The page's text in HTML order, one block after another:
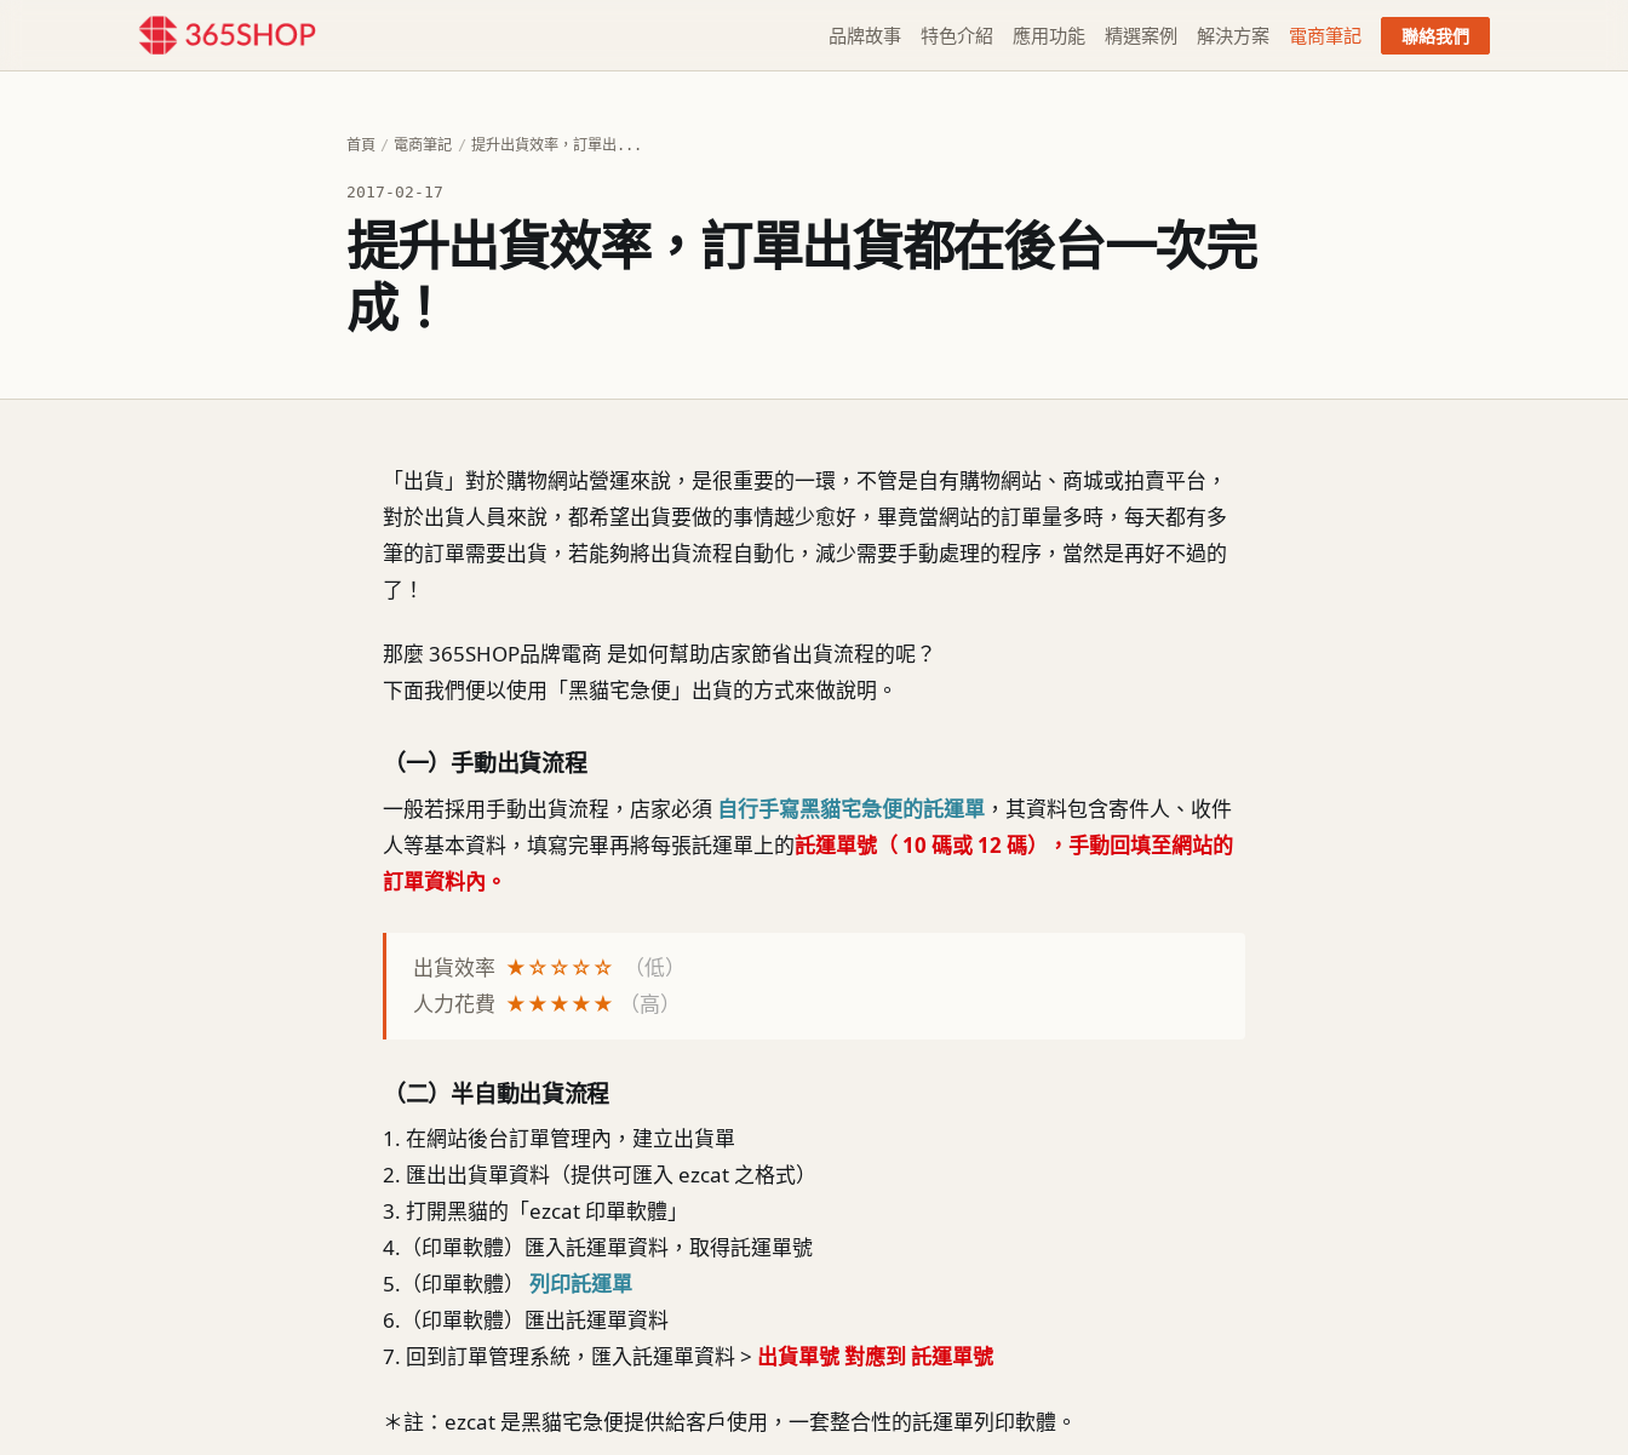
品牌故事 特色介紹 應用功能 精選案例 解決方案 電商筆記 聯絡我們
首頁 / 電商筆記 / 提升出貨效率，訂單出...
2017-02-17
提升出貨效率，訂單出貨都在後台一次完
成！
「出貨」對於購物網站營運來說，是很重要的一環，不管是自有購物網站、商城或拍賣平台，
對於出貨人員來說，都希望出貨要做的事情越少愈好，畢竟當網站的訂單量多時，每天都有多
筆的訂單需要出貨，若能夠將出貨流程自動化，減少需要手動處理的程序，當然是再好不過的
了！
那麼 365SHOP品牌電商 是如何幫助店家節省出貨流程的呢？
下面我們便以使用「黑貓宅急便」出貨的方式來做說明。
（一）手動出貨流程
一般若採用手動出貨流程，店家必須 自行手寫黑貓宅急便的託運單 ，其資料包含寄件人、收件
人等基本資料，填寫完畢再將每張託運單上的託運單號（ 10 碼或 12 碼），手動回填至網站的
訂單資料內。
出貨效率 ★☆☆☆☆
（低）
人力花費 ★★★★★ （高）
（二）半自動出貨流程
1. 在網站後台訂單管理內，建立出貨單
2. 匯出出貨單資料（提供可匯入 ezcat 之格式）
3. 打開黑貓的「ezcat 印單軟體」
4.（印單軟體）匯入託運單資料，取得託運單號
5.（印單軟體） 列印託運單
6.（印單軟體）匯出託運單資料
7. 回到訂單管理系統，匯入託運單資料 > 出貨單號 對應到 託運單號
＊註：ezcat 是黑貓宅急便提供給客戶使用，一套整合性的託運單列印軟體。